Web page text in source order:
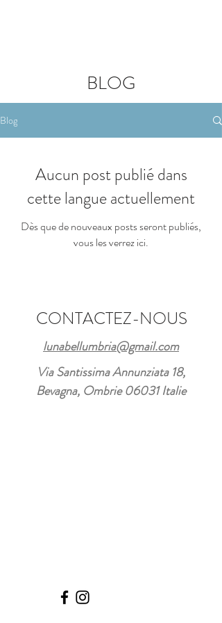
BLOG
Blog
Aucun post publié dans
cette langue actuellement
Dès que de nouveaux posts seront publiés,
vous les verrez ici.
CONTACTEZ-NOUS
lunabellumbria@gmail.com
Via Santissima Annunziata 18,
Bevagna, Ombrie 06031 Italie